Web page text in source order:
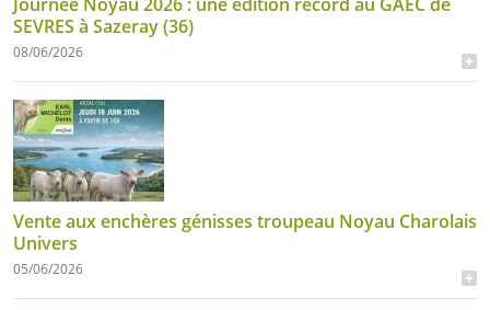
SEVRES à Sazeray (36)
08/06/2026
Vente aux enchères génisses troupeau Noyau Charolais
Univers
05/06/2026